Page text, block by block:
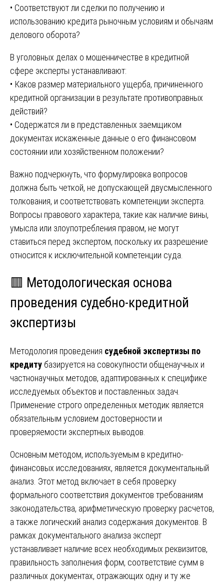
• Соответствуют ли сделки по получению и
использованию кредита рыночным условиям и обычаям
делового оборота?
В уголовных делах о мошенничестве в кредитной
сфере эксперты устанавливают:
• Каков размер материального ущерба, причиненного
кредитной организации в результате противоправных
действий?
• Содержатся ли в представленных заемщиком
документах искаженные данные о его финансовом
состоянии или хозяйственном положении?
Важно подчеркнуть, что формулировка вопросов
должна быть четкой, не допускающей двусмысленного
толкования, и соответствовать компетенции эксперта.
Вопросы правового характера, такие как наличие вины,
умысла или злоупотребления правом, не могут
ставиться перед экспертом, поскольку их разрешение
относится к исключительной компетенции суда.
🟥 Методологическая основа
проведения судебно-кредитной
экспертизы
Методология проведения судебной экспертизы по
кредиту базируется на совокупности общенаучных и
частнонаучных методов, адаптированных к специфике
исследуемых объектов и поставленных задач.
Применение строго определенных методик является
обязательным условием достоверности и
проверяемости экспертных выводов.
Основным методом, используемым в кредитно-
финансовых исследованиях, является документальный
анализ. Этот метод включает в себя проверку
формального соответствия документов требованиям
законодательства, арифметическую проверку расчетов,
а также логический анализ содержания документов. В
рамках документального анализа эксперт
устанавливает наличие всех необходимых реквизитов,
правильность заполнения форм, соответствие сумм в
различных документах, отражающих одну и ту же